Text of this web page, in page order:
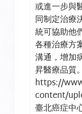
或進一步與
同制定治療
統可協助他
各種治療方
溝通，增加
昇醫療品質。
https://
content/
臺北癌症中